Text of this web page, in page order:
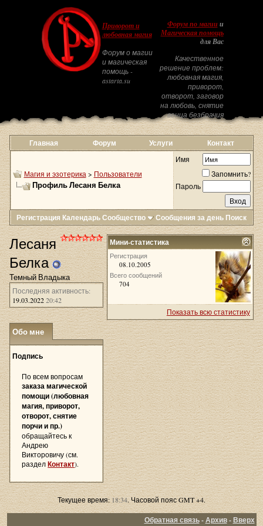
Приворот и
любовная магия
Форум о магии
и магическая
помощь -
astarta.su
Форум по магиии
Магическая помощь
для Вас
Качественное
решение проблем:
любовная магия,
приворот,
отворот, заговор
на любовь, снятие
венца безбрачия
Главная Форум Услуги Контакт
Магия и эзотерика > Пользователи
Профиль Лесаня Белка
Имя
Запомнить?
Пароль
Регистрация КалендарьСообщество Сообщения за день Поиск
Лесаня
Белка
Темный Владыка
Последняя активность:
19.03.202220:42
Обо мне
»
Подпись
По всем вопросам
заказа магической
помощи (любовная
магия, приворот,
отворот, снятие
порчи и пр.)
обращайтесь к
Андрею
Викторовичу (см.
разделКонтакт).
Мини-статистика
Регистрация
08.10.2005
Всего сообщений
704
Показать всю статистику
Текущее время:18:34. Часовой пояс GMT +4.
Обратная связь-Архив-Вверх